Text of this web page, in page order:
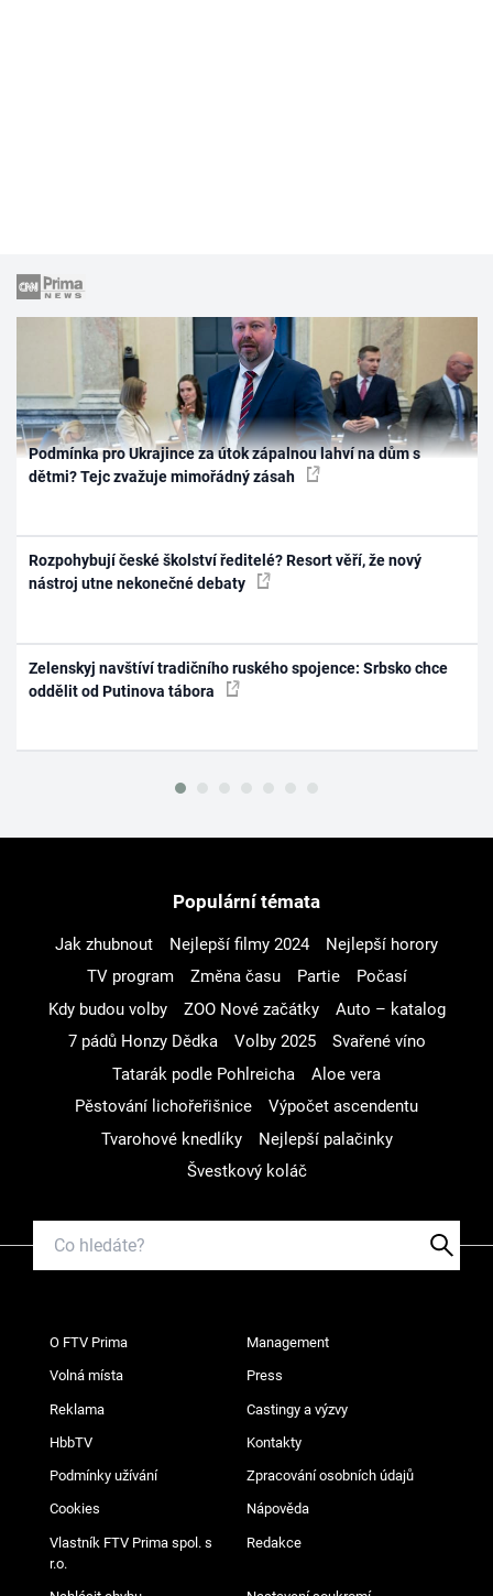
Podmínka pro Ukrajince za útok zápalnou lahví na dům s
dětmi? Tejc zvažuje mimořádný zásah
Rozpohybují české školství ředitelé? Resort věří, že nový
nástroj utne nekonečné debaty
Zelenskyj navštíví tradičního ruského spojence: Srbsko chce
oddělit od Putinova tábora
Populární témata
Jak zhubnout Nejlepší filmy 2024
Nejlepší horory
TV program
Změna času Partie
Počasí
Kdy budou volby
ZOO Nové začátky
Auto – katalog
7 pádů Honzy Dědka
Volby 2025
Svařené víno
Tatarák podle Pohlreicha
Aloe vera
Pěstování lichořeřišnice
Výpočet ascendentu
Tvarohové knedlíky
Nejlepší palačinky
Švestkový koláč
O FTV Prima Management
Volná místa Press
Reklama Castingy a výzvy
HbbTV Kontakty
Podmínky užívání Zpracování osobních údajů
Cookies Nápověda
Vlastník FTV Prima spol. s
r.o.
Redakce